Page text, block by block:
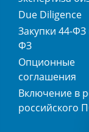
Due Diligence
Закупки 44-ФЗ
ФЗ
Опционные
соглашения
Включение в
российского